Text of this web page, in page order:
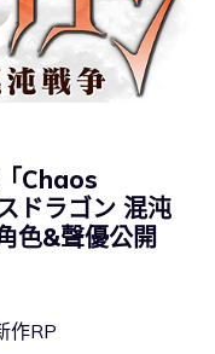
Chaos
ドラゴン 混沌
色&聲優公開
作RP